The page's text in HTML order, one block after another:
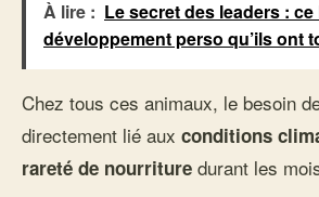
À lire : Le secret des leaders :
développement perso qu’ils ont
Chez tous ces animaux, le besoin
directement lié aux conditions
rareté de nourriture durant les